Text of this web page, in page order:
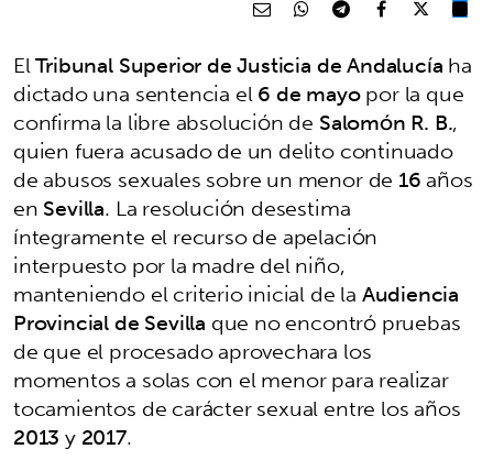
ElTribunal Superior de Justicia de Andalucíaha
dictado una sentencia el6 de mayopor la que
confirma la libre absolución de Salomón R. B.,
quien fuera acusado de un delito continuado
de abusos sexuales sobre un menor de 16años
enSevilla. La resolución desestima
íntegramente el recurso de apelación
interpuesto por la madre del niño,
manteniendo el criterio inicial de laAudiencia
Provincial de Sevilla que no encontró pruebas
de que el procesado aprovechara los
momentos a solas con el menor para realizar
tocamientos de carácter sexual entre los años
2013y2017.